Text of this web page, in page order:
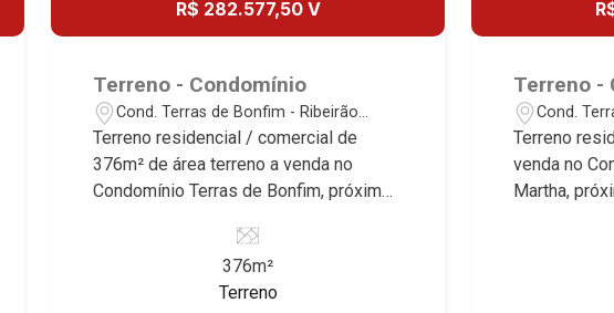
Luisa, Buganville, Jardim Olhos D`Água,
Vista, Terras Alpha, Alphaville I, II e III,
Jardim Nova Aliança Sul, Alto do Vale,
Colina do Golfe, Terras de Florença,
Terras de Siena, Quinta dos Ventos,
Buona Vitta Ribeirão, Ipê Rosa, Ipê
Amarelo, Ipê Roxo, Ipê Branco, Vila
Romana, Reserva Imperial, Quinta da
Primavera, Praça das Árvores, Praça
dos Pássaros, Praça das Flores,
Borda do
Jardim
Colina do
Terras de
Buona Vitta
Amarelo,
Romana,
Primavera,
dos
Guaporé 1,
R$ 282.577,50 V
Terreno - Condomínio
Cond. Terras de Bonfim - Ribeirão
Preto/SP
Terreno residencial / comercial de
376m² de área terreno a venda no
Condomínio Terras de Bonfim, próximo
Bonfim Paulista, Ribeirão Preto/SP.
Conheça as características deste
imóvel que a Martinelli Imobiliária
376m²
Terreno
Terreno -
Cond.
Ribeirão
Terreno
venda no
Martha,
Martinelli